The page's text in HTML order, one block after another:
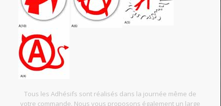
Tous les Adhésifs sont réalisés dans la journée même de
votre commande. Nous vous proposons également un large